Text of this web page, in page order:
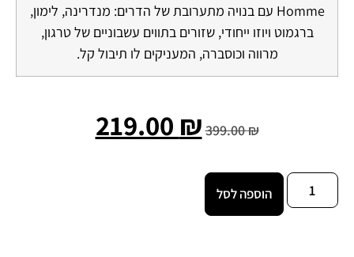
Homme עם בנויה מתערובת של הדרים: מנדרינה, לימון,
ברגמוט ויוזו ייחודי, שזורים בתווים עשבוניים של טרגון,
מרווה וכוסברה, המעניקים לו תיבול קל.
399.00₪
219.00 ₪
הוספה לסל